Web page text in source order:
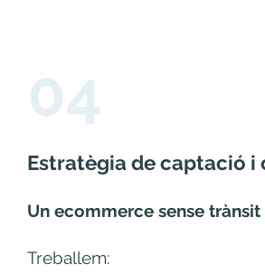
04
Estratègia de captació i
Un ecommerce sense trànsit
Treballem: